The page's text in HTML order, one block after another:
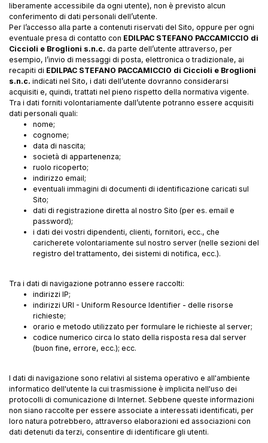
liberamente accessibile da ogni utente), non è previsto alcun
conferimento di dati personali dell’utente.
Per l’accesso alla parte a contenuti riservati del Sito, oppure per ogni
eventuale presa di contatto con EDILPAC STEFANO PACCAMICCIO di
Ciccioli e Broglioni s.n.c. da parte dell’utente attraverso, per
esempio, l’invio di messaggi di posta, elettronica o tradizionale, ai
recapiti di EDILPAC STEFANO PACCAMICCIO di Ciccioli e Broglioni
s.n.c. indicati nel Sito, i dati dell’utente dovranno considerarsi
acquisiti e, quindi, trattati nel pieno rispetto della normativa vigente.
Tra i dati forniti volontariamente dall’utente potranno essere acquisiti
dati personali quali:
nome;
cognome;
data di nascita;
società di appartenenza;
ruolo ricoperto;
indirizzo email;
eventuali immagini di documenti di identificazione caricati sul
Sito;
dati di registrazione diretta al nostro Sito (per es. email e
password);
i dati dei vostri dipendenti, clienti, fornitori, ecc., che
caricherete volontariamente sul nostro server (nelle sezioni del
registro del trattamento, dei sistemi di notifica, ecc.).
Tra i dati di navigazione potranno essere raccolti:
indirizzi IP;
indirizzi URI - Uniform Resource Identifier - delle risorse
richieste;
orario e metodo utilizzato per formulare le richieste al server;
codice numerico circa lo stato della risposta resa dal server
(buon fine, errore, ecc.); ecc.
I dati di navigazione sono relativi al sistema operativo e all'ambiente
informatico dell'utente la cui trasmissione è implicita nell'uso dei
protocolli di comunicazione di Internet. Sebbene queste informazioni
non siano raccolte per essere associate a interessati identificati, per
loro natura potrebbero, attraverso elaborazioni ed associazioni con
dati detenuti da terzi, consentire di identificare gli utenti.